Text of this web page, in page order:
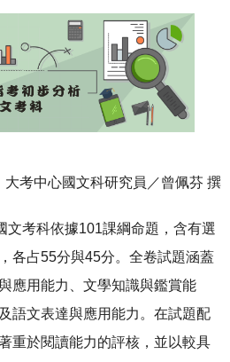
大考中心國文科研究員／曾佩芬 撰
文考科依據101課綱命題，含有選
各占55分與45分。全卷試題涵蓋
應用能力、文學知識與鑑賞能
語文表達與應用能力。在試題配
重於閱讀能力的評核，並以較具